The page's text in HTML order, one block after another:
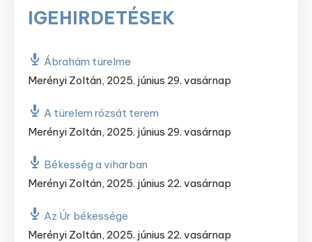
IGEHIRDETÉSEK
Ábrahám türelme
Merényi Zoltán, 2025. június 29. vasárnap
A türelem rózsát terem
Merényi Zoltán, 2025. június 29. vasárnap
Békesség a viharban
Merényi Zoltán, 2025. június 22. vasárnap
Az Úr békessége
Merényi Zoltán, 2025. június 22. vasárnap